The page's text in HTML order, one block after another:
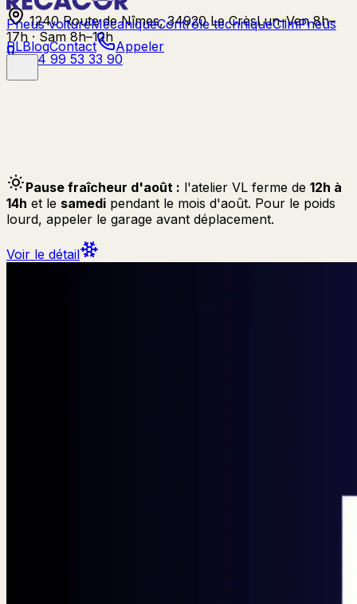
1240 Route de Nîmes, 34920 Le CrèsLun–Ven 8h–
17h · Sam 8h–12h
04 99 53 33 90
Pneus voitureMécaniqueContrôle techniqueClimPneus
PLBlogContact Appeler
Pause fraîcheur d'août : l'atelier VL ferme de 12h à
14h et le samedi pendant le mois d'août. Pour le poids
lourd, appeler le garage avant déplacement.
Voir le détail